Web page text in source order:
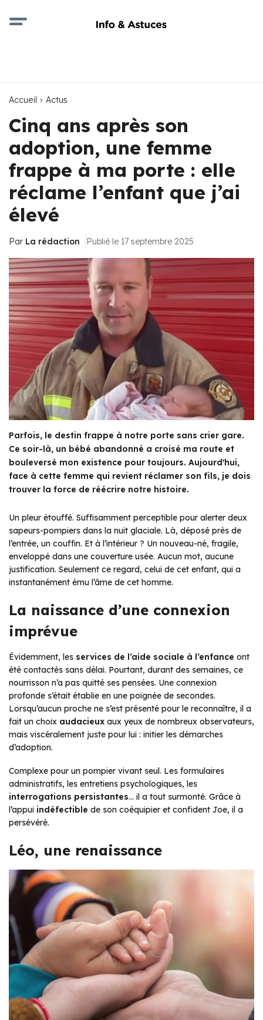
Accueil Actus
Cinq ans après son
adoption, une femme
frappe à ma porte : elle
réclame l’enfant que j’ai
élevé
Par La rédaction Publié le 17 septembre 2025
Parfois, le destin frappe à notre porte sans crier gare.
Ce soir-là, un bébé abandonné a croisé ma route et
bouleversé mon existence pour toujours. Aujourd'hui,
face à cette femme qui revient réclamer son fils, je dois
trouver la force de réécrire notre histoire.
Un pleur étouffé. Suffisamment perceptible pour alerter deux
sapeurs-pompiers dans la nuit glaciale. Là, déposé près de
l’entrée, un couffin. Et à l’intérieur ? Un nouveau-né, fragile,
enveloppé dans une couverture usée. Aucun mot, aucune
justification. Seulement ce regard, celui de cet enfant, qui a
instantanément ému l’âme de cet homme.
La naissance d’une connexion
imprévue
Évidemment, les services de l’aide sociale à l’enfance ont
été contactés sans délai. Pourtant, durant des semaines, ce
nourrisson n’a pas quitté ses pensées. Une connexion
profonde s’était établie en une poignée de secondes.
Lorsqu’aucun proche ne s’est présenté pour le reconnaître, il a
fait un choix audacieux aux yeux de nombreux observateurs,
mais viscéralement juste pour lui : initier les démarches
d’adoption.
Complexe pour un pompier vivant seul. Les formulaires
administratifs, les entretiens psychologiques, les
interrogations persistantes… il a tout surmonté. Grâce à
l’appui indéfectible de son coéquipier et confident Joe, il a
persévéré.
Léo, une renaissance